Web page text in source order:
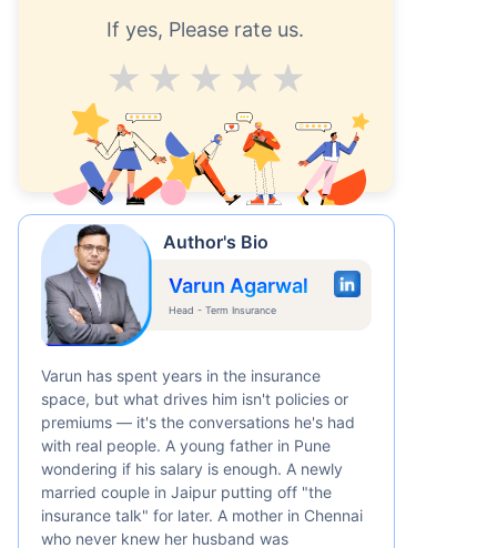
If yes, Please rate us.
Excellent
V.Good
Good
Average
Author's Bio
Varun Agarwal
Head - Term Insurance
Varun has spent years in the insurance
space, but what drives him isn't policies or
premiums — it's the conversations he's had
with real people. A young father in Pune
wondering if his salary is enough. A newly
married couple in Jaipur putting off "the
insurance talk" for later. A mother in Chennai
who never knew her husband was